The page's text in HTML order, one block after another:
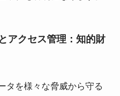
アクセス管理：知的財
タを様々な脅威から守る